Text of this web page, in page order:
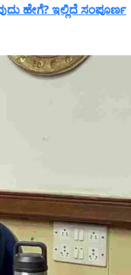
ಹೇಗೆ? ಇಲ್ಲಿದೆ ಸಂಪೂರ್ಣ